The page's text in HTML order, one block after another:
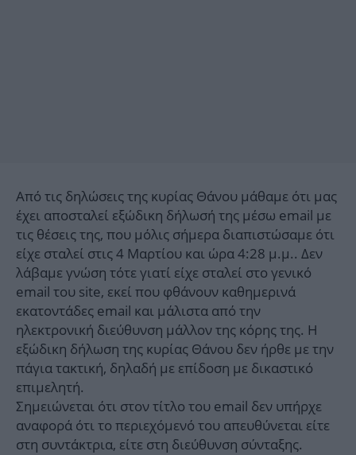
Από τις δηλώσεις της κυρίας Θάνου μάθαμε ότι μας
έχει αποσταλεί εξώδικη δήλωσή της μέσω email με
τις θέσεις της, που μόλις σήμερα διαπιστώσαμε ότι
είχε σταλεί στις 4 Μαρτίου και ώρα 4:28 μ.μ.. Δεν
λάβαμε γνώση τότε γιατί είχε σταλεί στο γενικό
email του site, εκεί που φθάνουν καθημερινά
εκατοντάδες email και μάλιστα από την
ηλεκτρονική διεύθυνση μάλλον της κόρης της. Η
εξώδικη δήλωση της κυρίας Θάνου δεν ήρθε με την
πάγια τακτική, δηλαδή με επίδοση με δικαστικό
επιμελητή.
Σημειώνεται ότι στον τίτλο του email δεν υπήρχε
αναφορά ότι το περιεχόμενό του απευθύνεται είτε
στη συντάκτρια, είτε στη διεύθυνση σύνταξης.